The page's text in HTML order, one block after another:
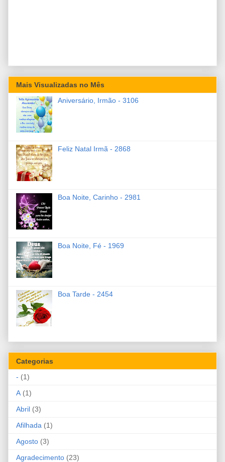
Mais Visualizadas no Mês
Aniversário, Irmão - 3106
Feliz Natal Irmã - 2868
Boa Noite, Carinho - 2981
Boa Noite, Fé - 1969
Boa Tarde - 2454
Categorias
- (1)
A (1)
Abril (3)
Afilhada (1)
Agosto (3)
Agradecimento (23)